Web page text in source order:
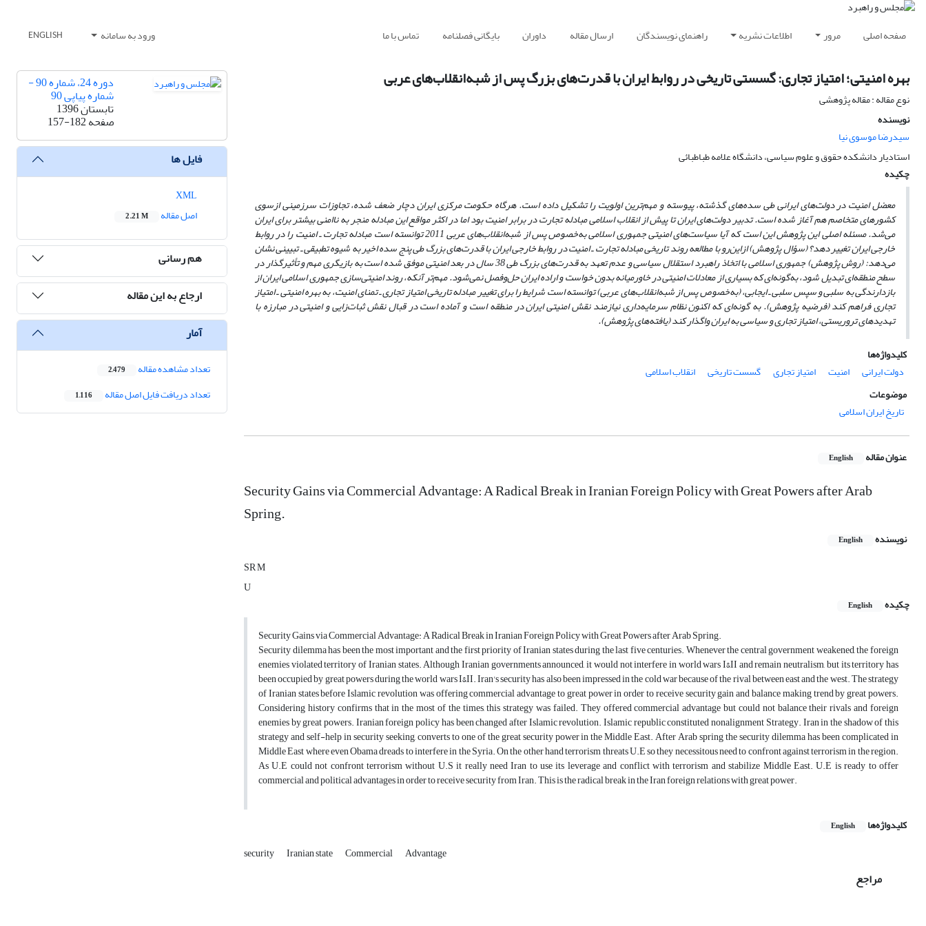
صفحه اصلی مرور اطلاعات نشریه راهنمای نویسندگان ارسال مقاله داوران بایگانی فصلنامه تماس با ما ورود به سامانه ENGLISH
بهره امنیتی؛ امتیاز تجاری: گسستی تاریخی در روابط ایران با قدرت‌های بزرگ پس از شبه‌انقلاب‌های عربی
نوع مقاله : مقاله پژوهشی
نویسنده
سیدرضا موسوی نیا
استادیار دانشکده حقوق و علوم سیاسی، دانشگاه علامه طباطبائی
چکیده
معضل امنیت در دولت‌های ایرانی طی سده‌های گذشته، پیوسته و مهم‌ترین اولویت را تشکیل داده است. هرگاه حکومت مرکزی ایران دچار ضعف ‌شده، تجاوزات سرزمینی ازسوی
کشورهای متخاصم هم آغاز ‌شده است. تدبیر دولت‌های ایران تا پیش از انقلاب اسلامی مبادله تجارت در برابر امنیت بود اما در اکثر مواقع این مبادله منجر به ناامنی بیشتر برای ایران
می‌شد. مسئله اصلی این پژوهش این است که آیا سیاست‌های امنیتی جمهوری اسلامی به‌خصوص پس از شبه‌انقلاب‌های عربی 2011 توانسته است مبادله تجارت ـ امنیت را در روابط
خارجی ایران تغییر دهد؟ (سؤال پژوهش) ازاین‌رو با مطالعه روند تاریخی مبادله تجارت ـ امنیت در روابط خارجی ایران با قدرت‌های بزرگ طی پنج سده اخیر به شیوه تطبیقیـتبیینی نشان
می‌دهد: (روش پژوهش) جمهوری اسلامی با اتخاذ راهبرد استقلال سیاسی و عدم تعهد به قدرت‌های بزرگ طی 38 سال در بعد امنیتی موفق شده است به بازیگری مهم و تأثیرگذار در
سطح منطقه‌ای تبدیل شود، به‌گونه‌ای که بسیاری از معادلات امنیتی در خاورمیانه بدون خواست و اراده ایران حل‌و‌فصل نمی‌شود. مهم‌تر آنکه‌، روند امنیتی‌سازی جمهوری اسلامی ایران از
بازدارندگی به سلبی و سپس سلبی ـ ایجابی، (به‌خصوص پس از شبه‌انقلاب‌های عربی) توانسته است شرایط را برای تغییر مبادله تاریخی امتیاز تجاری ـ تمنای امنیت، به بهره امنیتی ـ امتیاز
تجاری فراهم کند (فرضیه پژوهش). به گونه‌ای که اکنون نظام سرمایه‌داری نیازمند نقش امنیتی ایران در منطقه است و آماده است در قبال نقش ثبات‌زایی و امنیتی در مبارزه با
تهدیدهای تروریستی، امتیاز تجاری و سیاسی به ایران واگذار کند (یافته‌های پژوهش).
کلیدواژه‌ها
دولت ایرانی
امنیت امتیاز تجاری گسست تاریخی
انقلاب اسلامی
موضوعات
تاریخ ایران اسلامی
عنوان مقاله English
Security Gains via Commercial Advantage: A Radical Break in Iranian Foreign Policy with Great Powers after Arab
Spring.
نویسنده English
SR M
U
چکیده
English
Security Gains via Commercial Advantage: A Radical Break in Iranian Foreign Policy with Great Powers after Arab Spring.
Security dilemma has been the most important and the first priority of Iranian states during the last five centuries. Whenever the central government weakened, the foreign
enemies violated territory of Iranian states. Although Iranian governments announced, it would not interfere in world wars I&II and remain neutralism, but its territory has
been occupied by great powers during the world wars I&II. Iran's security has also been impressed in the cold war because of the rival between east and the west. The strategy
of Iranian states before Islamic revolution was offering commercial advantage to great power in order to receive security gain and balance making trend by great powers.
Considering history confirms that in the most of the times, this strategy was failed. They offered commercial advantage but could not balance their rivals and foreign
enemies by great powers. Iranian foreign policy has been changed after Islamic revolution. Islamic republic constituted nonalignment Strategy. Iran in the shadow of this
strategy and self-help in security seeking, converts to one of the great security power in the Middle East. After Arab spring the security dilemma has been complicated in
Middle East where even Obama dreads to interfere in the Syria. On the other hand terrorism threats U.E so they necessitous need to confront against terrorism in the region.
As U.E could not confront terrorism without U.S it really need Iran to use its leverage and conflict with terrorism and stabilize Middle East. U.E is ready to offer
commercial and political advantages in order to receive security from Iran. This is the radical break in the Iran foreign relations with great power.
کلیدواژه‌ها English
security Iranian state Commercial Advantage
مراجع
دوره 24، شماره 90 -
شماره پیاپی 90
تابستان 1396
صفحه157-182
فایل ها
اصل مقاله
2.21 M
هم رسانی
ارجاع به این مقاله
آمار
تعداد مشاهده مقاله 2,479
تعداد دریافت فایل اصل مقاله 1,116